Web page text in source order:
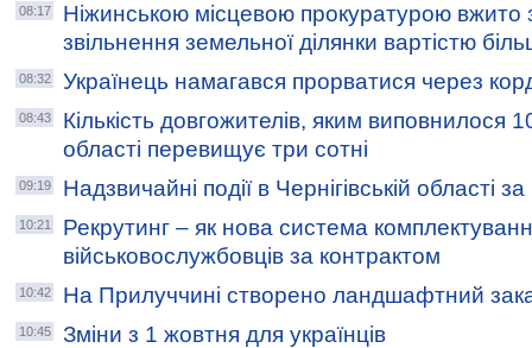
08:17
Ніжинською місцевою прокуратурою вжито
звільнення земельної ділянки вартістю
08:32 Українець намагався прорватися через
08:43
Кількість довгожителів, яким виповнилося
області перевищує три сотні
09:19 Надзвичайні події в Чернігівській області
10:21
Рекрутинг – як нова система
військовослужбовців за контрактом
10:42 На Прилуччині створено ландшафтний
10:45 Зміни з 1 жовтня для українців